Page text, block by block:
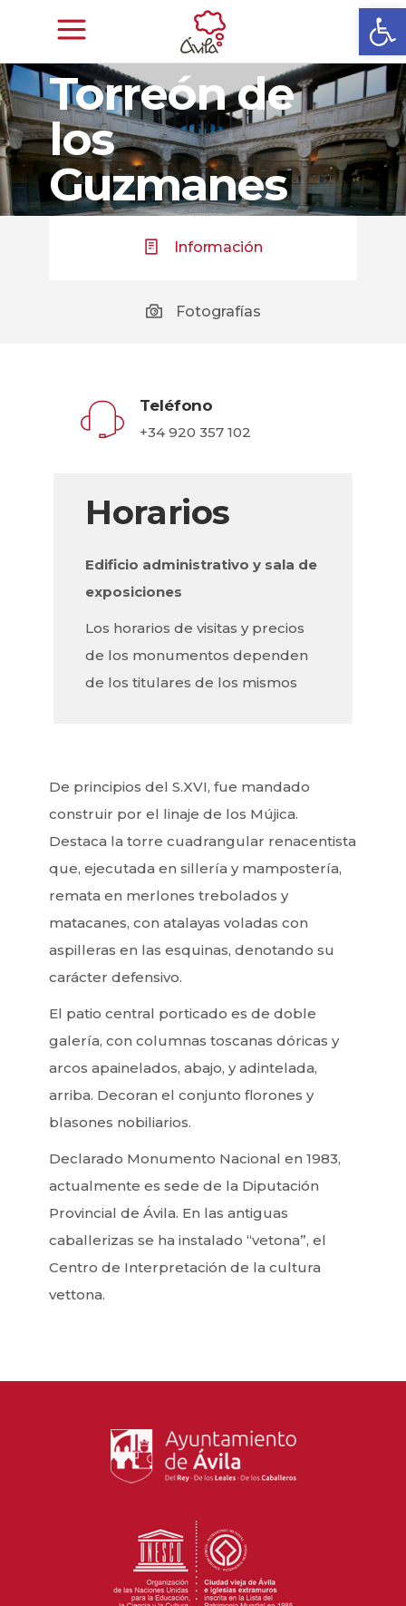
Torreón de
los
Guzmanes
Información
Fotografías
Teléfono
+34 920 357 102
Horarios
Edificio administrativo y sala de
exposiciones
Los horarios de visitas y precios
de los monumentos dependen
de los titulares de los mismos
De principios del S.XVI, fue mandado
construir por el linaje de los Mújica.
Destaca la torre cuadrangular renacentista
que, ejecutada en sillería y mampostería,
remata en merlones trebolados y
matacanes, con atalayas voladas con
aspilleras en las esquinas, denotando su
carácter defensivo.
El patio central porticado es de doble
galería, con columnas toscanas dóricas y
arcos apainelados, abajo, y adintelada,
arriba. Decoran el conjunto florones y
blasones nobiliarios.
Declarado Monumento Nacional en 1983,
actualmente es sede de la Diputación
Provincial de Ávila. En las antiguas
caballerizas se ha instalado “vetona”, el
Centro de Interpretación de la cultura
vettona.